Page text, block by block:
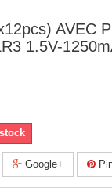
AVEC
1.5V-
Google+